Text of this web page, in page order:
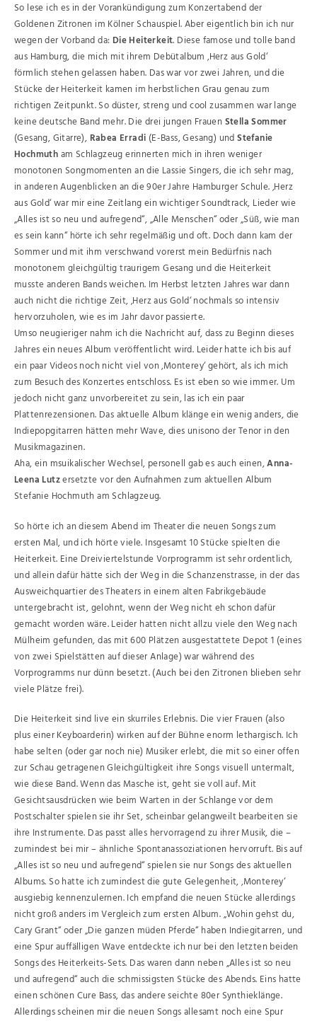
So lese ich es in der Vorankündigung zum Konzertabend der
Goldenen Zitronen im Kölner Schauspiel. Aber eigentlich bin ich nur
wegen der Vorband da: Die Heiterkeit. Diese famose und tolle band
aus Hamburg, die mich mit ihrem Debütalbum ‚Herz aus Gold‘
förmlich stehen gelassen haben. Das war vor zwei Jahren, und die
Stücke der Heiterkeit kamen im herbstlichen Grau genau zum
richtigen Zeitpunkt. So düster, streng und cool zusammen war lange
keine deutsche Band mehr. Die drei jungen FrauenStella Sommer
(Gesang, Gitarre), Rabea Erradi (E-Bass, Gesang) undStefanie
Hochmutham Schlagzeug erinnerten mich in ihren weniger
monotonen Songmomenten an die Lassie Singers, die ich sehr mag,
in anderen Augenblicken an die 90er Jahre Hamburger Schule. ‚Herz
aus Gold‘ war mir eine Zeitlang ein wichtiger Soundtrack, Lieder wie
„Alles ist so neu und aufregend“, „Alle Menschen“ oder „Süß, wie man
es sein kann“ hörte ich sehr regelmäßig und oft. Doch dann kam der
Sommer und mit ihm verschwand vorerst mein Bedürfnis nach
monotonem gleichgültig traurigem Gesang und die Heiterkeit
musste anderen Bands weichen. Im Herbst letzten Jahres war dann
auch nicht die richtige Zeit, ‚Herz aus Gold‘ nochmals so intensiv
hervorzuholen, wie es im Jahr davor passierte.
Umso neugieriger nahm ich die Nachricht auf, dass zu Beginn dieses
Jahres ein neues Album veröffentlicht wird. Leider hatte ich bis auf
ein paar Videos noch nicht viel von ‚Monterey‘ gehört, als ich mich
zum Besuch des Konzertes entschloss. Es ist eben so wie immer. Um
jedoch nicht ganz unvorbereitet zu sein, las ich ein paar
Plattenrezensionen. Das aktuelle Album klänge ein wenig anders, die
Indiepopgitarren hätten mehr Wave, dies unisono der Tenor in den
Musikmagazinen.
Aha, ein msuikalischer Wechsel, personell gab es auch einen,Anna-
Leena Lutzersetzte vor den Aufnahmen zum aktuellen Album
Stefanie Hochmuth am Schlagzeug.
So hörte ich an diesem Abend im Theater die neuen Songs zum
ersten Mal, und ich hörte viele. Insgesamt 10 Stücke spielten die
Heiterkeit. Eine Dreiviertelstunde Vorprogramm ist sehr ordentlich,
und allein dafür hätte sich der Weg in die Schanzenstrasse, in der das
Ausweichquartier des Theaters in einem alten Fabrikgebäude
untergebracht ist, gelohnt, wenn der Weg nicht eh schon dafür
gemacht worden wäre. Leider hatten nicht allzu viele den Weg nach
Mülheim gefunden, das mit 600 Plätzen ausgestattete Depot 1 (eines
von zwei Spielstätten auf dieser Anlage) war während des
Vorprogramms nur dünn besetzt. (Auch bei den Zitronen blieben sehr
viele Plätze frei).
Die Heiterkeit sind live ein skurriles Erlebnis. Die vier Frauen (also
plus einer Keyboarderin) wirken auf der Bühne enorm lethargisch. Ich
habe selten (oder gar noch nie) Musiker erlebt, die mit so einer offen
zur Schau getragenen Gleichgültigkeit ihre Songs visuell untermalt,
wie diese Band. Wenn das Masche ist, geht sie voll auf. Mit
Gesichtsausdrücken wie beim Warten in der Schlange vor dem
Postschalter spielen sie ihr Set, scheinbar gelangweilt bearbeiten sie
ihre Instrumente. Das passt alles hervorragend zu ihrer Musik, die –
zumindest bei mir – ähnliche Spontanassoziationen hervorruft. Bis auf
„Alles ist so neu und aufregend“ spielen sie nur Songs des aktuellen
Albums. So hatte ich zumindest die gute Gelegenheit, ‚Monterey‘
ausgiebig kennenzulernen. Ich empfand die neuen Stücke allerdings
nicht groß anders im Vergleich zum ersten Album. „Wohin gehst du,
Cary Grant“ oder „Die ganzen müden Pferde“ haben Indiegitarren, und
eine Spur auffälligen Wave entdeckte ich nur bei den letzten beiden
Songs des Heiterkeits-Sets. Das waren dann neben „Alles ist so neu
und aufregend“ auch die schmissigsten Stücke des Abends. Eins hatte
einen schönen Cure Bass, das andere seichte 80er Synthieklänge.
Allerdings scheinen mir die neuen Songs allesamt noch eine Spur